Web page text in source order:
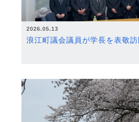
2026.05.13
浪江町議会議員が学長を表敬